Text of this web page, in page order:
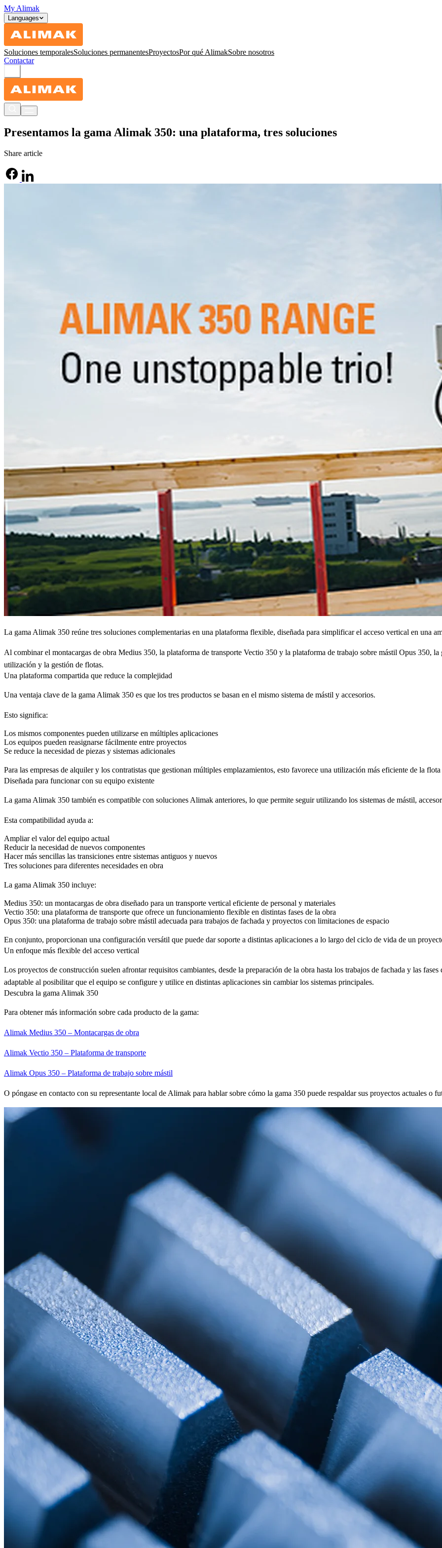
My Alimak
Languages
Soluciones temporalesSoluciones permanentesProyectosPor qué AlimakSobre nosotros
Contactar
Presentamos la gama Alimak 350: una plataforma, tres soluciones
Share article
La gama Alimak 350 reúne tres soluciones complementarias en una plataforma flexible, diseñada para simplificar el acceso vertical en una
Al combinar el montacargas de obra Medius 350, la plataforma de transporte Vectio 350 y la plataforma de trabajo sobre mástil Opus 350,
utilización y la gestión de flotas.
Una plataforma compartida que reduce la complejidad
Una ventaja clave de la gama Alimak 350 es que los tres productos se basan en el mismo sistema de mástil y accesorios.
Esto significa:
Los mismos componentes pueden utilizarse en múltiples aplicaciones
Los equipos pueden reasignarse fácilmente entre proyectos
Se reduce la necesidad de piezas y sistemas adicionales
Para las empresas de alquiler y los contratistas que gestionan múltiples emplazamientos, esto favorece una utilización más eficiente de la
Diseñada para funcionar con su equipo existente
La gama Alimak 350 también es compatible con soluciones Alimak anteriores, lo que permite seguir utilizando los sistemas de mástil,
Esta compatibilidad ayuda a:
Ampliar el valor del equipo actual
Reducir la necesidad de nuevos componentes
Hacer más sencillas las transiciones entre sistemas antiguos y nuevos
Tres soluciones para diferentes necesidades en obra
La gama Alimak 350 incluye:
Medius 350: un montacargas de obra diseñado para un transporte vertical eficiente de personal y materiales
Vectio 350: una plataforma de transporte que ofrece un funcionamiento flexible en distintas fases de la obra
Opus 350: una plataforma de trabajo sobre mástil adecuada para trabajos de fachada y proyectos con limitaciones de espacio
En conjunto, proporcionan una configuración versátil que puede dar soporte a distintas aplicaciones a lo largo del ciclo de vida de un
Un enfoque más flexible del acceso vertical
Los proyectos de construcción suelen afrontar requisitos cambiantes, desde la preparación de la obra hasta los trabajos de fachada y las
adaptable al posibilitar que el equipo se configure y utilice en distintas aplicaciones sin cambiar los sistemas principales.
Descubra la gama Alimak 350
Para obtener más información sobre cada producto de la gama:
Alimak Medius 350 – Montacargas de obra
Alimak Vectio 350 – Plataforma de transporte
Alimak Opus 350 – Plataforma de trabajo sobre mástil
O póngase en contacto con su representante local de Alimak para hablar sobre cómo la gama 350 puede respaldar sus proyectos actuales o